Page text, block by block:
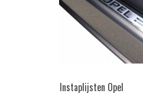
Instaplijsten Opel